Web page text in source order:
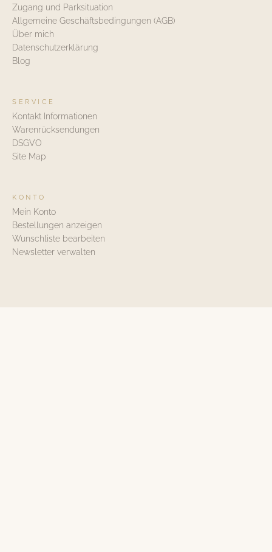
Zugang und Parksituation
Allgemeine Geschäftsbedingungen (AGB)
Über mich
Datenschutzerklärung
Blog
SERVICE
Kontakt Informationen
Warenrücksendungen
DSGVO
Site Map
KONTO
Mein Konto
Bestellungen anzeigen
Wunschliste bearbeiten
Newsletter verwalten